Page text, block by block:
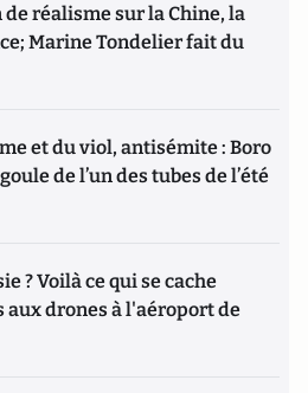
réalisme sur la Chine, la
Marine Tondelier fait du
et du viol, antisémite : Boro
de l’un des tubes de l’été
? Voilà ce qui se cache
drones à l'aéroport de